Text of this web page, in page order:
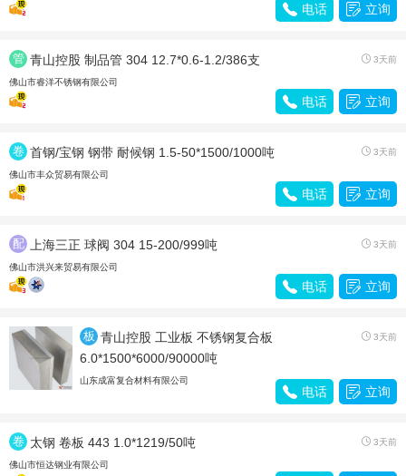
 电话  立询
管
材
青山控股 制品管 304 12.7*0.6-1.2/386支  3天前
佛山市睿洋不锈钢有限公司
 电话  立询
卷
带
首钢/宝钢 钢带 耐候钢 1.5-50*1500/1000吨  3天前
佛山市丰众贸易有限公司
 电话  立询
配
件
上海三正 球阀 304 15-200/999吨  3天前
佛山市洪兴来贸易有限公司
 电话  立询
板
材
青山控股 工业板 不锈钢复合板
6.0*1500*6000/90000吨
 3天前
山东成富复合材料有限公司
 电话  立询
卷
带
太钢 卷板 443 1.0*1219/50吨  3天前
佛山市恒达钢业有限公司